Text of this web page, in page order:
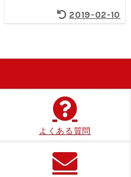
2019-02-10
よくある質問